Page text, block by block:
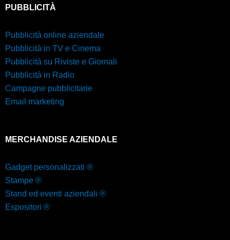
PUBBLICITÀ
Pubblicità online aziendale
Pubblicità in TV e Cinema
Pubblicità su Riviste e Giornali
Pubblicità in Radio
Campagne pubblicitarie
Email marketing
MERCHANDISE AZIENDALE
Gadget personalizzati ®
Stampe ®
Stand ed eventi aziendali ®
Espositori ®